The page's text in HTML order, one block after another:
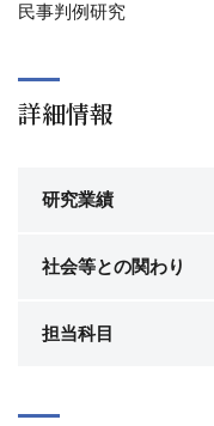
民事判例研究
詳細情報
研究業績
社会等との関わり
担当科目